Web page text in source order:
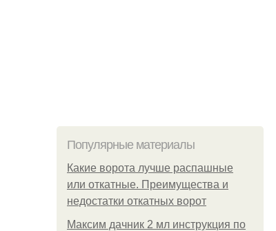
Популярные материалы
Какие ворота лучше распашные
или откатные. Преимущества и
недостатки откатных ворот
Максим дачник 2 мл инструкция по